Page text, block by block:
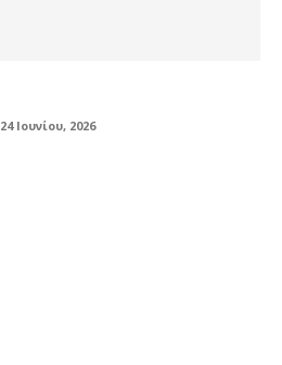
24 Ιουνίου, 2026